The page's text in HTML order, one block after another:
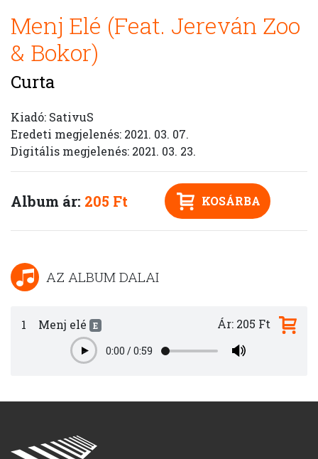
Menj Elé (Feat. Jereván Zoo
& Bokor)
Curta
Kiadó: SativuS
Eredeti megjelenés: 2021. 03. 07.
Digitális megjelenés: 2021. 03. 23.
Album ár: 205 Ft KOSÁRBA
AZ ALBUM DALAI
1 Menj elé E
Play0:00 /0:59
Ár: 205 Ft